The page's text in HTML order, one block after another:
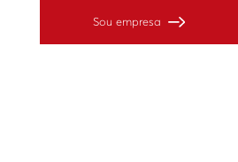
Sou empresa